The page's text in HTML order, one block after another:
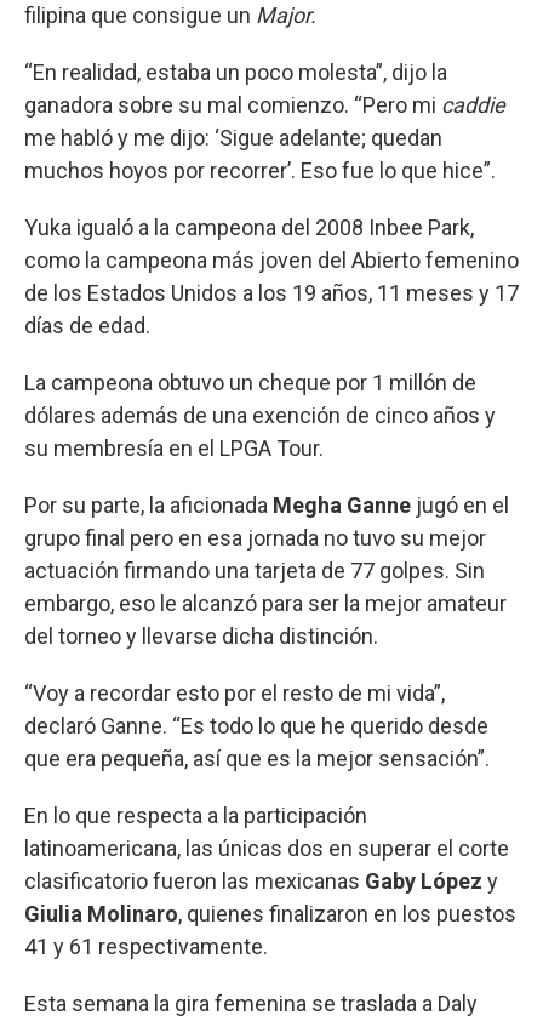
filipina que consigue un Major.
“En realidad, estaba un poco molesta”, dijo la
ganadora sobre su mal comienzo. “Pero mi caddie
me habló y me dijo: ‘Sigue adelante; quedan
muchos hoyos por recorrer’. Eso fue lo que hice”.
Yuka igualó a la campeona del 2008 Inbee Park,
como la campeona más joven del Abierto femenino
de los Estados Unidos a los 19 años, 11 meses y 17
días de edad.
La campeona obtuvo un cheque por 1 millón de
dólares además de una exención de cinco años y
su membresía en el LPGA Tour.
Por su parte, la aficionada Megha Ganne jugó en el
grupo final pero en esa jornada no tuvo su mejor
actuación firmando una tarjeta de 77 golpes. Sin
embargo, eso le alcanzó para ser la mejor amateur
del torneo y llevarse dicha distinción.
“Voy a recordar esto por el resto de mi vida”,
declaró Ganne. “Es todo lo que he querido desde
que era pequeña, así que es la mejor sensación”.
En lo que respecta a la participación
latinoamericana, las únicas dos en superar el corte
clasificatorio fueron las mexicanas Gaby López y
Giulia Molinaro, quienes finalizaron en los puestos
41 y 61 respectivamente.
Esta semana la gira femenina se traslada a Daly